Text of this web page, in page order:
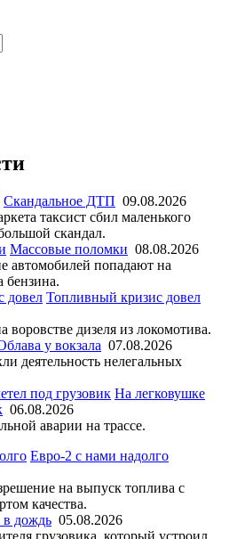
Скандальное ДТП 09.08.2026
таксист сбил маленького
скандал.
Массовые поломки 08.08.2026
автомобилей попадают на
бензина.
Топливный кризис довел
дизеля из локомотива.
у вокзала 07.08.2026
деятельность нелегальных
На легковушке
06.08.2026
аварии на трассе.
Евро-2 с нами надолго
на выпуск топлива с
качества.
в дождь 05.08.2026
грузовика, который устроил